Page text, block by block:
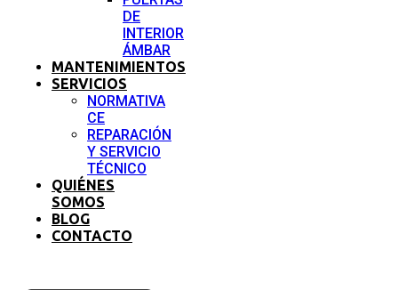
DE
INTERIOR
ÁMBAR
MANTENIMIENTOS
SERVICIOS
NORMATIVA
CE
REPARACIÓN
Y SERVICIO
TÉCNICO
QUIÉNES
SOMOS
BLOG
CONTACTO